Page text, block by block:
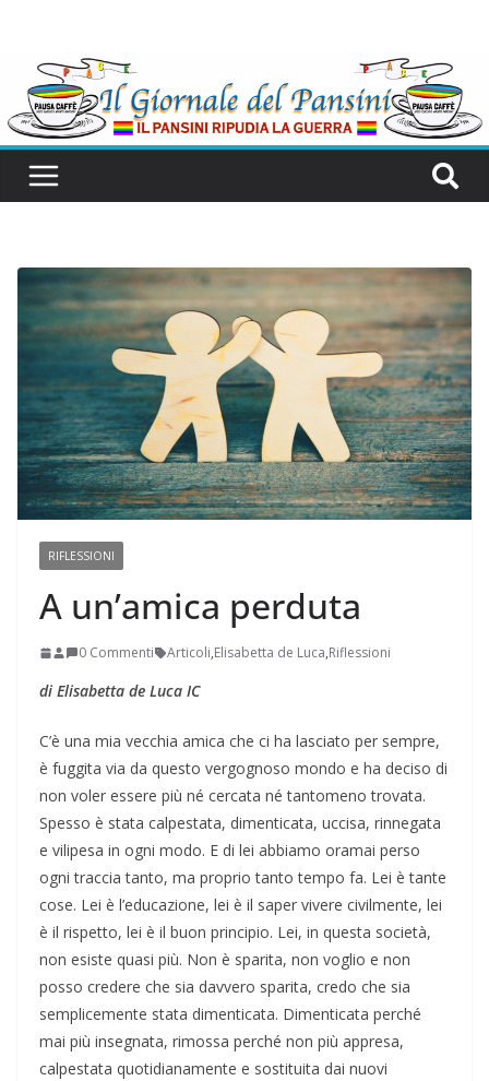
RIFLESSIONI
A un’amica perduta
0 Commenti Articoli,Elisabetta de Luca,Riflessioni
di Elisabetta de Luca IC
C’è una mia vecchia amica che ci ha lasciato per sempre,
è fuggita via da questo vergognoso mondo e ha deciso di
non voler essere più né cercata né tantomeno trovata.
Spesso è stata calpestata, dimenticata, uccisa, rinnegata
e vilipesa in ogni modo. E di lei abbiamo oramai perso
ogni traccia tanto, ma proprio tanto tempo fa. Lei è tante
cose. Lei è l’educazione, lei è il saper vivere civilmente, lei
è il rispetto, lei è il buon principio. Lei, in questa società,
non esiste quasi più. Non è sparita, non voglio e non
posso credere che sia davvero sparita, credo che sia
semplicemente stata dimenticata. Dimenticata perché
mai più insegnata, rimossa perché non più appresa,
calpestata quotidianamente e sostituita dai nuovi